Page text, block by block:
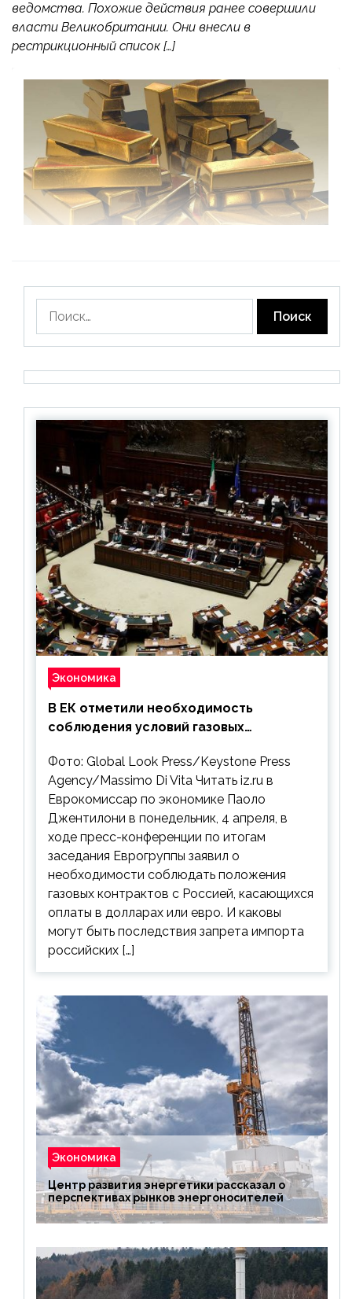
ведомства. Похожие действия ранее совершили
власти Великобритании. Они внесли в
рестрикционный список […]
Экономика
В ЕК отметили необходимость
соблюдения условий газовых
Фото: Global Look Press/Keystone Press
Agency/Massimo Di Vita Читать iz.ru в
Еврокомиссар по экономике Паоло
Джентилони в понедельник, 4 апреля, в
ходе пресс-конференции по итогам
заседания Еврогруппы заявил о
необходимости соблюдать положения
газовых контрактов с Россией, касающихся
оплаты в долларах или евро. И каковы
могут быть последствия запрета импорта
российских […]
Экономика
Центр развития энергетики рассказал о
перспективах рынков энергоносителей